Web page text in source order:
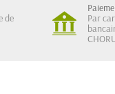
de
Par